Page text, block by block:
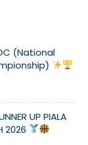
(National
UP PIALA
2026